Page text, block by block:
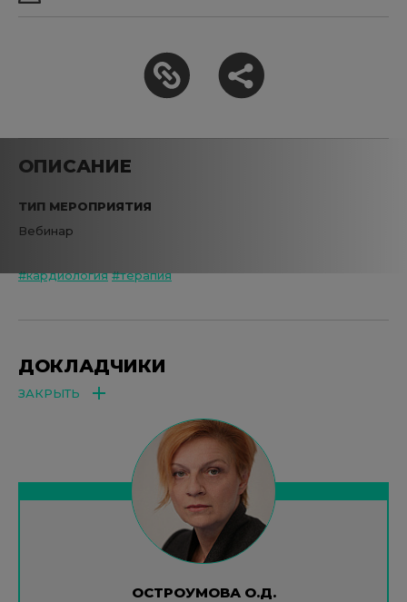
ОПИСАНИЕ
ТИП МЕРОПРИЯТИЯ
Вебинар
#кардиология #терапия
ДОКЛАДЧИКИ
ЗАКРЫТЬ
ОСТРОУМОВА О.Д.